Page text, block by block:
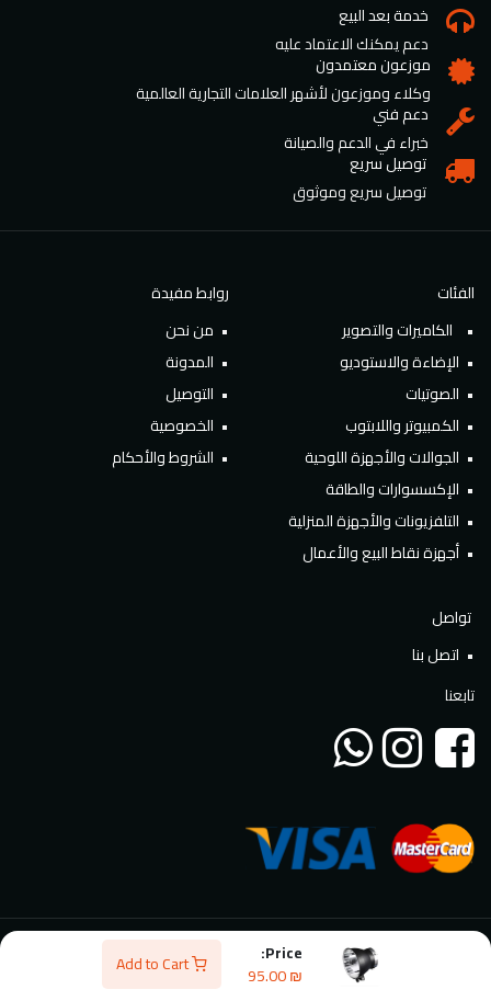
Price:
₪
95.00
Add to Cart
خدمة بعد البيع
دعم يمكنك الاعتماد عليه
موزعون معتمدون
وكلاء وموزعون لأشهر العلامات التجارية العالمية
دعم فني
خبراء في الدعم والصيانة
توصيل سريع
توصيل سريع وموثوق
الفئات
الكاميرات والتصوير
الإضاءة والاستوديو
الصوتيات
الكمبيوتر واللابتوب
الجوالات والأجهزة اللوحية
الإكسسوارات والطاقة
التلفزيونات والأجهزة المنزلية
أجهزة نقاط البيع والأعمال
روابط مفيدة
من نحن
المدونة
التوصيل
الخصوصية
الشروط والأحكام
تواصل
اتصل بنا
تابعنا
ملينيوم تكنولوجي © 2026، الحقوق محفوظة، تم تطويره بواسطة
Millennium Digital Solutions